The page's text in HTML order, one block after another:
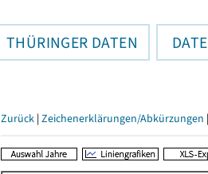
THÜRINGER DATEN
Zurück | Zeichenerklärungen/Abkürzungen |